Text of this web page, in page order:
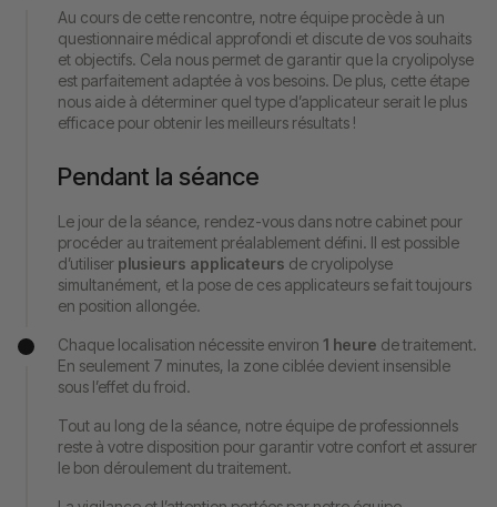
Au cours de cette rencontre, notre équipe procède à un
questionnaire médical approfondi et discute de vos souhaits
et objectifs. Cela nous permet de garantir que la cryolipolyse
est parfaitement adaptée à vos besoins. De plus, cette étape
nous aide à déterminer quel type d’applicateur serait le plus
efficace pour obtenir les meilleurs résultats !
Pendant la séance
Le jour de la séance, rendez-vous dans notre cabinet pour
procéder au traitement préalablement défini. Il est possible
d’utiliser plusieurs applicateurs de cryolipolyse
simultanément, et la pose de ces applicateurs se fait toujours
en position allongée.
Chaque localisation nécessite environ 1 heure de traitement.
En seulement 7 minutes, la zone ciblée devient insensible
sous l’effet du froid.
Tout au long de la séance, notre équipe de professionnels
reste à votre disposition pour garantir votre confort et assurer
le bon déroulement du traitement.